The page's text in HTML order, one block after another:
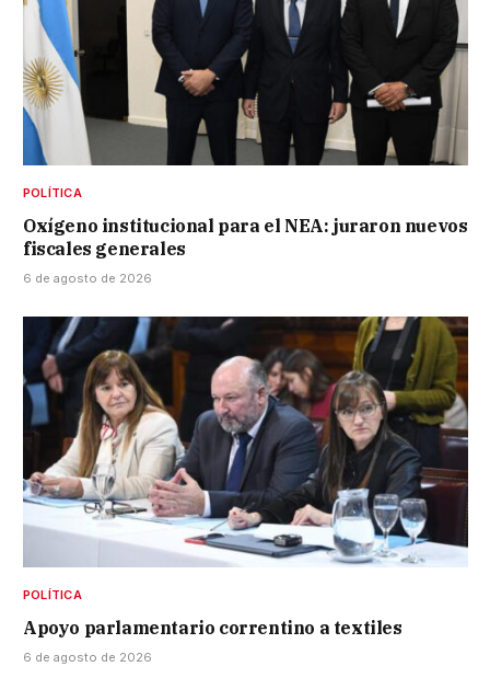
POLÍTICA
Oxígeno institucional para el NEA: juraron nuevos
fiscales generales
6 de agosto de 2026
POLÍTICA
Apoyo parlamentario correntino a textiles
6 de agosto de 2026